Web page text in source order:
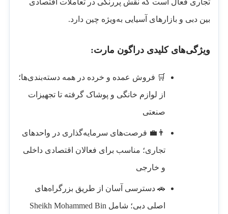
بین دبی و بازارهای آسیایی به‌ویژه چین دارد.
ویژگی‌های کلیدی دراگون مارت:
🛒 فروش عمده و خرده در همه دسته‌بندی‌ها؛
از لوازم خانگی و پوشاک گرفته تا تجهیزات
صنعتی
👨‍💼 فرصت‌های سرمایه‌گذاری در واحدهای
تجاری؛ مناسب برای فعالان اقتصادی داخلی
و خارجی
🚗 دسترسی آسان از طریق بزرگراه‌های
اصلی دبی؛ شامل Sheikh Mohammed Bin